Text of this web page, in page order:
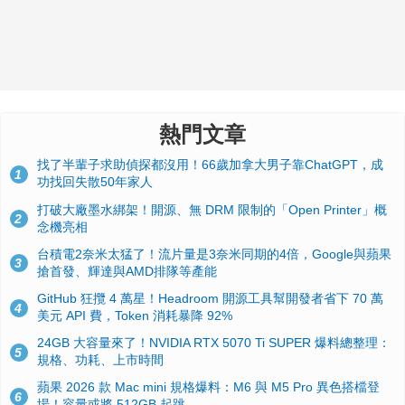
熱門文章
1
找了半輩子求助偵探都沒用！66歲加拿大男子靠ChatGPT，成
功找回失散50年家人
2
打破大廠墨水綁架！開源、無 DRM 限制的「Open Printer」概
念機亮相
3
台積電2奈米太猛了！流片量是3奈米同期的4倍，Google與蘋果
搶首發、輝達與AMD排隊等產能
4
GitHub 狂攬 4 萬星！Headroom 開源工具幫開發者省下 70 萬
美元 API 費，Token 消耗暴降 92%
5
24GB 大容量來了！NVIDIA RTX 5070 Ti SUPER 爆料總整理：
規格、功耗、上市時間
6
蘋果 2026 款 Mac mini 規格爆料：M6 與 M5 Pro 異色搭檔登